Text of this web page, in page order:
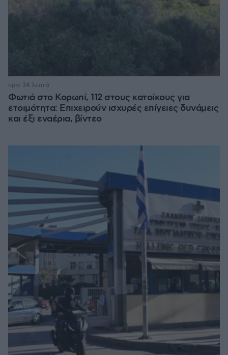
Φωτιά στο Κορωπί, 112 στους κατοίκους για
ετοιμότητα: Επιχειρούν ισχυρές επίγειες δυνάμεις
και έξι εναέρια, βίντεο
πριν 34 λεπτά